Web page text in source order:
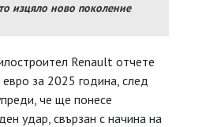
изцяло ново поколение
Renault отчете
за 2025 година, след
че ще понесе
удар, свързан с начина на